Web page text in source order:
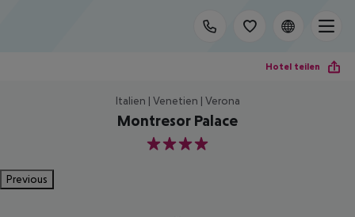
Hotel teilen
Italien | Venetien | Verona
Montresor Palace
4
Previous